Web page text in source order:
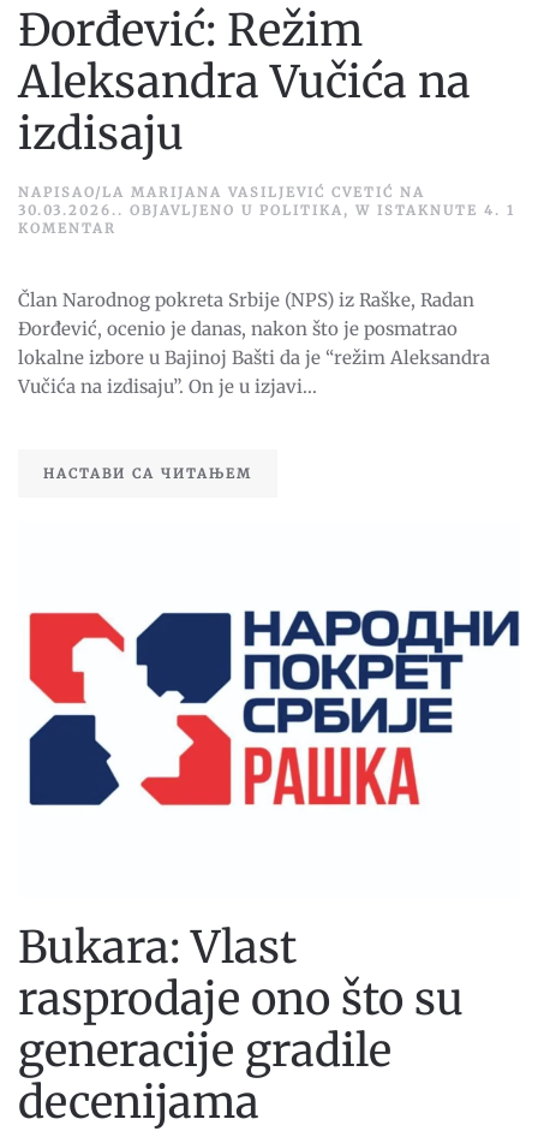
Đorđević: Režim
Aleksandra Vučića na
izdisaju
NAPISAO/LA MARIJANA VASILJEVIĆ CVETIĆ NA
30.03.2026. . OBJAVLJENO U POLITIKA , W ISTAKNUTE 4 . 1
KOMENTAR
VUČIĆA
IZDISAJU
Član Narodnog pokreta Srbije (NPS) iz Raške, Radan
Đorđević, ocenio je danas, nakon što je posmatrao
lokalne izbore u Bajinoj Bašti da je “režim Aleksandra
Vučića na izdisaju”. On je u izjavi...
НАСТАВИ СА ЧИТАЊЕМ
Bukara: Vlast
rasprodaje ono što su
generacije gradile
decenijama